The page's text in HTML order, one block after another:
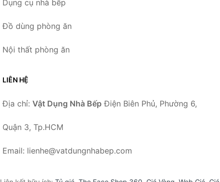
Dụng cụ nhà bếp
Đồ dùng phòng ăn
Nội thất phòng ăn
LIÊN HỆ
Địa chỉ: Vật Dụng Nhà Bếp Điện Biên Phủ, Phường 6,
Quận 3, Tp.HCM
Email: lienhe@vatdungnhabep.com